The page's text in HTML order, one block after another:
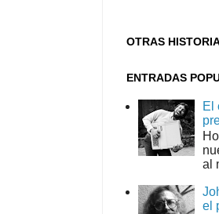
OTRAS
ENTRADAS
El
al
el